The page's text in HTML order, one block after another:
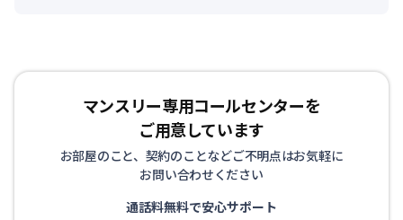
マンスリー専用コールセンターを
ご用意しています
お部屋のこと、契約のことなどご不明点はお気軽に
お問い合わせください
通話料無料で安心サポート